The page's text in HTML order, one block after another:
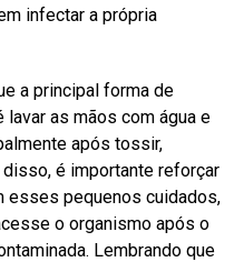
infectar a própria
a principal forma de
as mãos com água e
após tossir,
é importante reforçar
esses pequenos cuidados,
o organismo após o
Lembrando que